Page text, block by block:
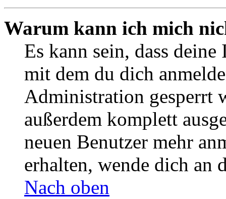
Warum kann ich mich
Es kann sein, dass
mit dem du dich
Administration gesperrt
außerdem komplett
neuen Benutzer mehr
erhalten, wende dich
Nach oben